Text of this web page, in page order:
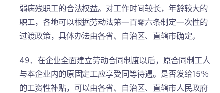
弱病残职工的合法权益。对工作时间较长，年龄较大的
职工，各地可以根据劳动法第一百零六条制定一次性的
过渡政策，具体办法由各省、自治区、直辖市确定。
49．在企业全面建立劳动合同制度以后，原合同制工人
与本企业内的原固定工应享受同等待遇。是否发给15％
的工资性补贴，可以由各省、自治区、直辖市人民政府